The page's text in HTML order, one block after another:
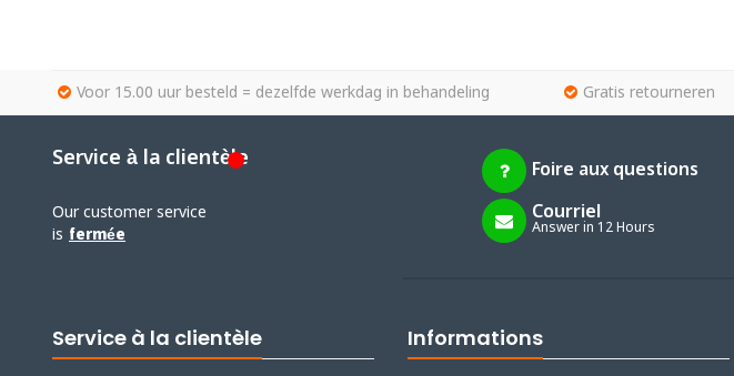
Voor 15.00 uur besteld = dezelfde werkdag in behandeling Gratis retourneren
Service à la clientèle
Our customer service
is fermée
Foire aux questions
Courriel
Answer in 12 Hours
Service à la clientèle Informations